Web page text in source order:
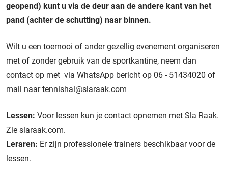
geopend) kunt u via de deur aan de andere kant van het
pand (achter de schutting) naar binnen.
Wilt u een toernooi of ander gezellig evenement organiseren
met of zonder gebruik van de sportkantine, neem dan
contact op met via WhatsApp bericht op 06 - 51434020 of
mail naar tennishal@slaraak.com
Lessen: Voor lessen kun je contact opnemen met Sla Raak.
Zie slaraak.com.
Leraren: Er zijn professionele trainers beschikbaar voor de
lessen.